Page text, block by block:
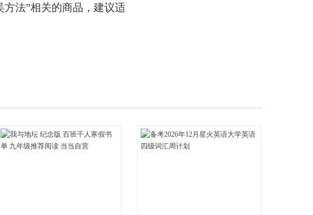
数码影音
电脑办公
法”相关的商品，建议适